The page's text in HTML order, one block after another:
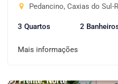
Pedancino, Caxias do Sul-
3 Quartos 2
Mais informações